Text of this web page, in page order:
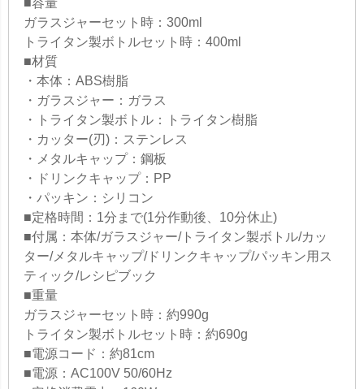
ガラスジャーセット時：300ml
トライタン製ボトルセット時：400ml
■材質
・本体：ABS樹脂
・ガラスジャー：ガラス
・トライタン製ボトル：トライタン樹脂
・カッター(刃)：ステンレス
・メタルキャップ：鋼板
・ドリンクキャップ：PP
・パッキン：シリコン
■定格時間：1分まで(1分作動後、10分休止)
■付属：本体/ガラスジャー/トライタン製ボトル/カッ
ター/メタルキャップ/ドリンクキャップ/パッキン用ス
ティック/レシピブック
■重量
ガラスジャーセット時：約990g
トライタン製ボトルセット時：約690g
■電源コード：約81cm
■電源：AC100V 50/60Hz